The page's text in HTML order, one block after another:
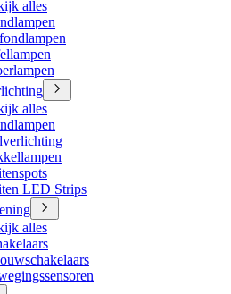
alles
alles
LED Strips
alles